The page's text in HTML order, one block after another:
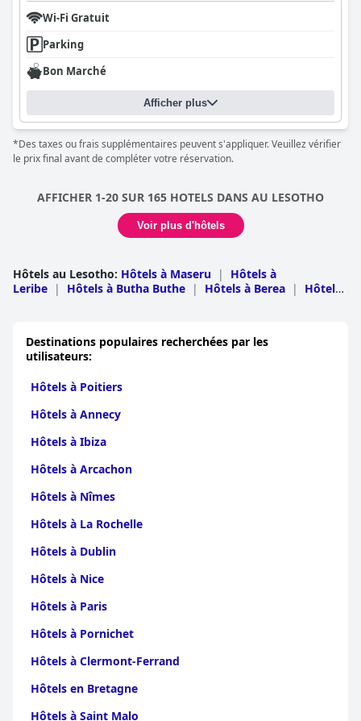
Wi-Fi Gratuit
Parking
Bon Marché
Afficher plus
*Des taxes ou frais supplémentaires peuvent s'appliquer. Veuillez vérifier
le prix final avant de compléter votre réservation.
AFFICHER 1-20 SUR 165 HOTELS DANS AU LESOTHO
Voir plus d'hôtels
Hôtels au Lesotho: Hôtels à Maseru |
Hôtels à
Leribe | Hôtels à Butha Buthe | Hôtels à Berea |
Hôtels
Destinations populaires recherchées par les
utilisateurs:
Hôtels à Poitiers
Hôtels à Annecy
Hôtels à Ibiza
Hôtels à Arcachon
Hôtels à Nîmes
Hôtels à La Rochelle
Hôtels à Dublin
Hôtels à Nice
Hôtels à Paris
Hôtels à Pornichet
Hôtels à Clermont-Ferrand
Hôtels en Bretagne
Hôtels à Saint Malo